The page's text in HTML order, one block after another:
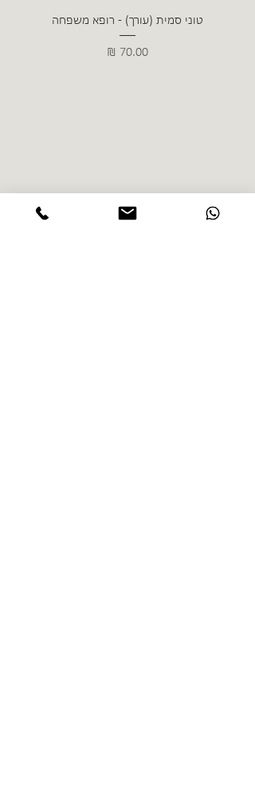
טוני סמית (עורך) - רופא משפחה
מחיר